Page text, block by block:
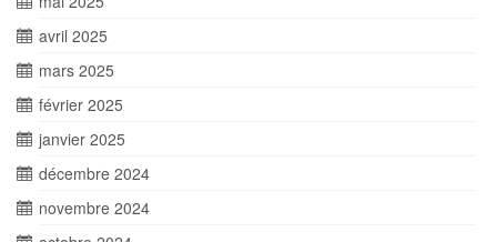
avril 2025
mars 2025
février 2025
janvier 2025
décembre 2024
novembre 2024